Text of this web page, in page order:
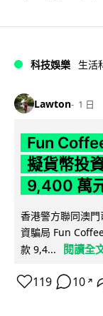
科技娛樂 生活
Lawton 1 日
Fun
擬貨幣投
9,400 萬
香港警方聯同澳
資騙局 Fun
款 9,4...
閱讀全
119 10 ↗